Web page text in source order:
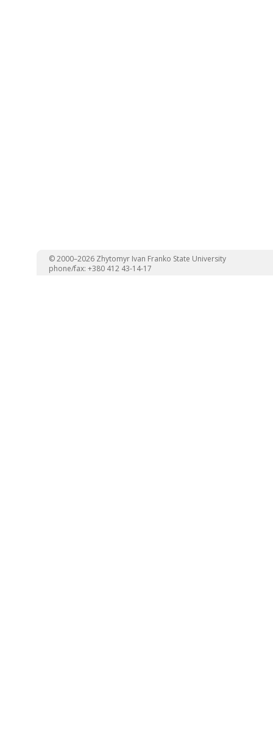
© 2000–2026 Zhytomyr Ivan Franko State University
phone/fax: +380 412 43-14-17